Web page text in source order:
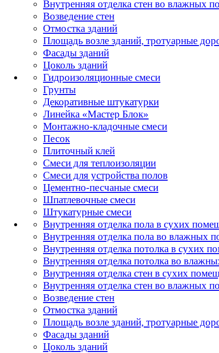
Внутренняя отделка стен во влажных
Возведение стен
Отмостка зданий
Площадь возле зданий, тротуарные
Фасады зданий
Цоколь зданий
Гидроизоляционные смеси
Грунты
Декоративные штукатурки
Линейка «Мастер Блок»
Монтажно-кладочные смеси
Песок
Плиточный клей
Смеси для теплоизоляции
Смеси для устройства полов
Цементно-песчаные смеси
Шпатлевочные смеси
Штукатурные смеси
Внутренняя отделка пола в сухих
Внутренняя отделка пола во влажных
Внутренняя отделка потолка в сухих
Внутренняя отделка потолка во
Внутренняя отделка стен в сухих
Внутренняя отделка стен во влажных
Возведение стен
Отмостка зданий
Площадь возле зданий, тротуарные
Фасады зданий
Цоколь зданий